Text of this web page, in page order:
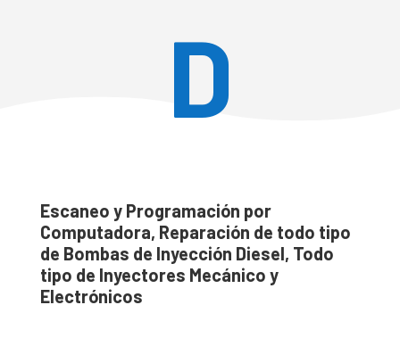
D
Escaneo y Programación por
Computadora, Reparación de todo tipo
de Bombas de Inyección Diesel, Todo
tipo de Inyectores Mecánico y
Electrónicos